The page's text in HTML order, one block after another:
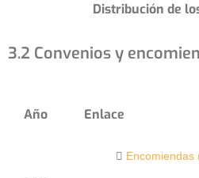
Distribución de
3.2 Convenios y
Año Enlace
Encomiendas